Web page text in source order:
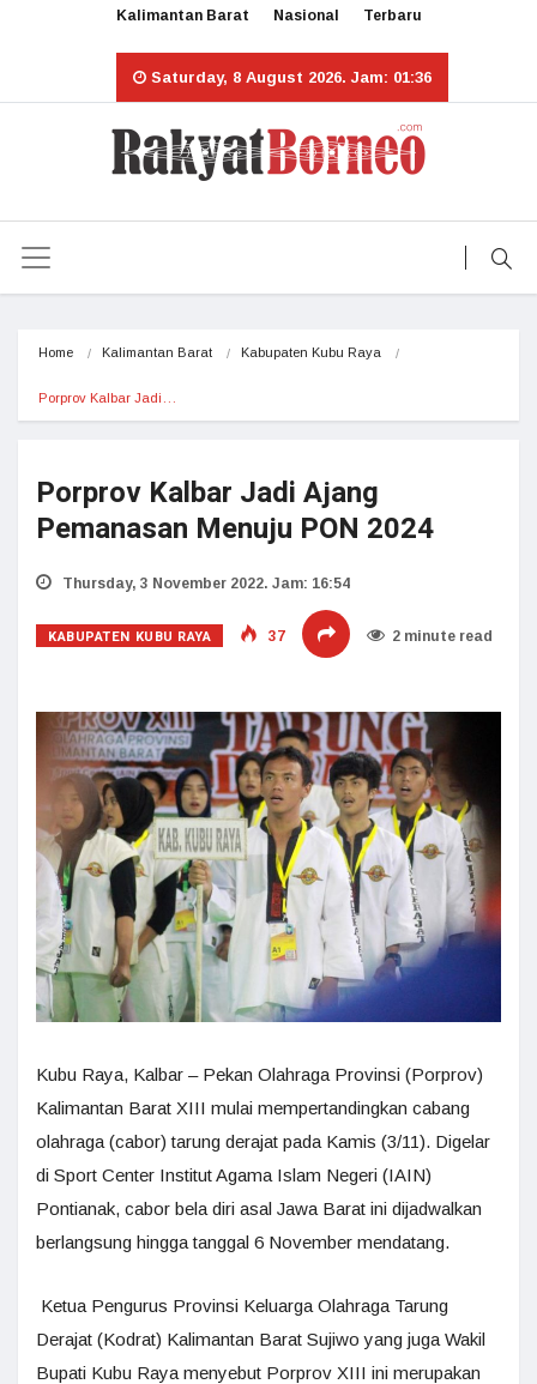
Kalimantan Barat Nasional Terbaru
Saturday, 8 August 2026. Jam: 01:36
Home Kalimantan Barat Kabupaten Kubu Raya
Porprov Kalbar Jadi…
Porprov Kalbar Jadi Ajang
Pemanasan Menuju PON 2024
Thursday, 3 November 2022. Jam: 16:54
KABUPATEN KUBU RAYA 37 2 minute read
Kubu Raya, Kalbar – Pekan Olahraga Provinsi (Porprov)
Kalimantan Barat XIII mulai mempertandingkan cabang
olahraga (cabor) tarung derajat pada Kamis (3/11). Digelar
di Sport Center Institut Agama Islam Negeri (IAIN)
Pontianak, cabor bela diri asal Jawa Barat ini dijadwalkan
berlangsung hingga tanggal 6 November mendatang.
Ketua Pengurus Provinsi Keluarga Olahraga Tarung
Derajat (Kodrat) Kalimantan Barat Sujiwo yang juga Wakil
Bupati Kubu Raya menyebut Porprov XIII ini merupakan